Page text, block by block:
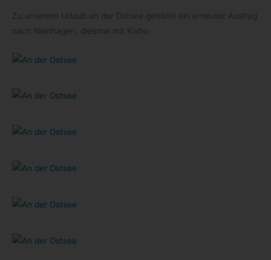
Zu unse­rem Urlaub an der Ost­see gehörte ein erneu­ter Aus­flug
nach Nien­ha­gen, dies­mal mit Kisho.